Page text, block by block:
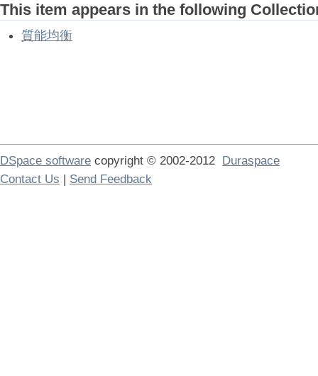
This item appears in the following
質能均衡
DSpace software copyright © 2002-2012 Duraspace
Contact Us | Send Feedback